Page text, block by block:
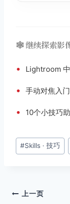
🕸️ 继续探索影
• Lightroom
• 手动对焦入
• 10个小技巧
文
章
#Skills · 技巧
文上一页